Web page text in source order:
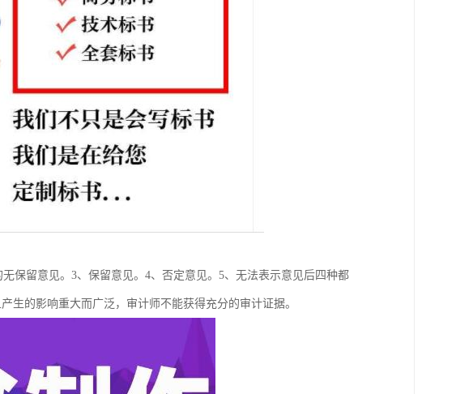
保留意见。3、保留意见。4、否定意见。5、无法表示意见后四种都
生的影响重大而广泛，审计师不能获得充分的审计证据。